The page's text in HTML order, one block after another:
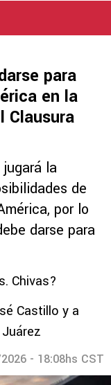
para
en la
Clausura
la
de
por lo
darse para
Chivas?
Castillo y a
- 18:08hs CST